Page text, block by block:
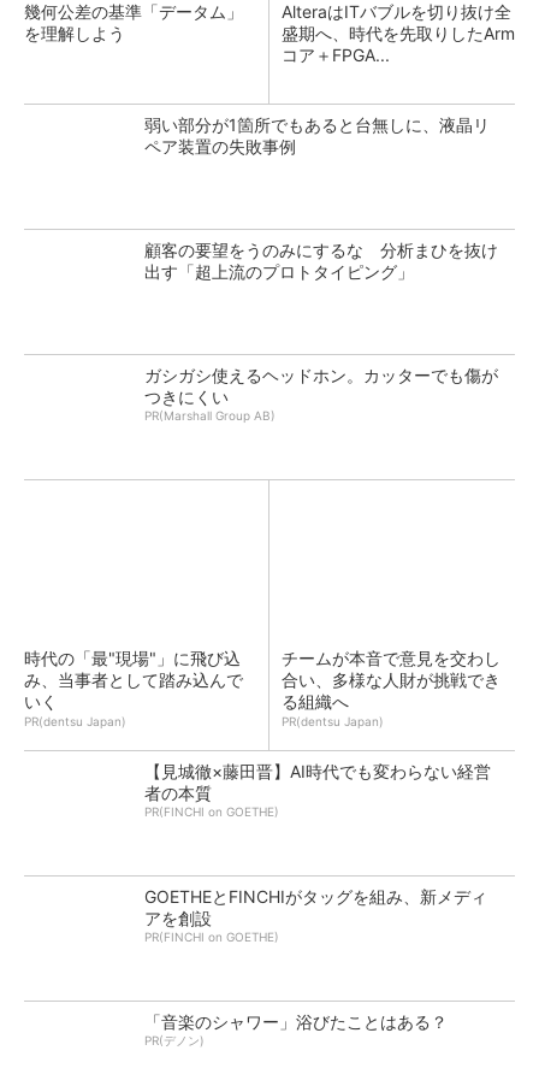
幾何公差の基準「データム」
を理解しよう
AlteraはITバブルを切り抜け全
盛期へ、時代を先取りしたArm
コア＋FPGA...
弱い部分が1箇所でもあると台無しに、液晶リ
ペア装置の失敗事例
顧客の要望をうのみにするな 分析まひを抜け
出す「超上流のプロトタイピング」
ガシガシ使えるヘッドホン。カッターでも傷が
つきにくい
PR(Marshall Group AB)
時代の「最"現場"」に飛び込
み、当事者として踏み込んで
いく
PR(dentsu Japan)
チームが本音で意見を交わし
合い、多様な人財が挑戦でき
る組織へ
PR(dentsu Japan)
【見城徹×藤田晋】AI時代でも変わらない経営
者の本質
PR(FINCHI on GOETHE)
GOETHEとFINCHIがタッグを組み、新メディ
アを創設
PR(FINCHI on GOETHE)
「音楽のシャワー」浴びたことはある？
PR(デノン)